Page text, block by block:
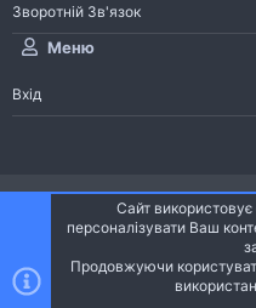
Зворотній Зв'язок
Меню
Вхід
Ніч
Українська (UA)
Community platform by XenForo® ©
Community platform by XenForo
Сайт
персоналізувати Ваш
Продовжуючи